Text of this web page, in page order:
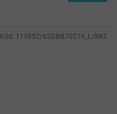
Kód: 115852/62GBB70216_L/MIZ